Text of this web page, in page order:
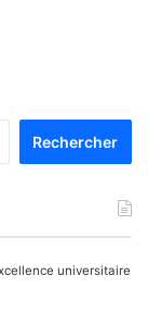
universitaire